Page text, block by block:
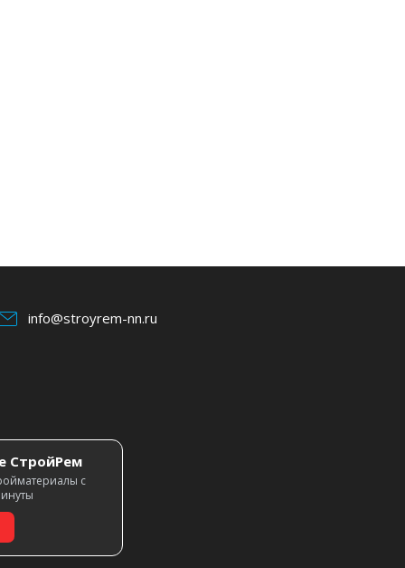
info@stroyrem-nn.ru
СтройРем
с